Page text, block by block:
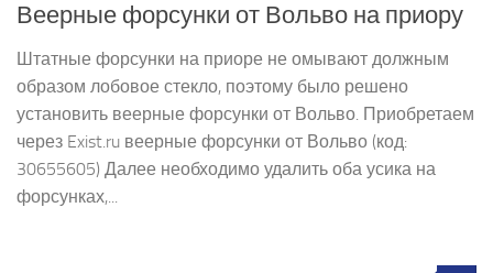
Веерные форсунки от Вольво на приору
Штатные форсунки на приоре не омывают должным
образом лобовое стекло, поэтому было решено
установить веерные форсунки от Вольво. Приобретаем
через Exist.ru веерные форсунки от Вольво (код:
30655605) Далее необходимо удалить оба усика на
форсунках,...